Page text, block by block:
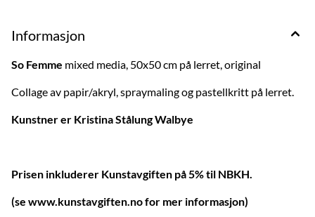
Informasjon
So Femme mixed media, 50x50 cm på lerret, original
Collage av papir/akryl, spraymaling og pastellkritt på lerret.
Kunstner er Kristina Stålung Walbye
Prisen inkluderer Kunstavgiften på 5% til NBKH.
(se www.kunstavgiften.no for mer informasjon)